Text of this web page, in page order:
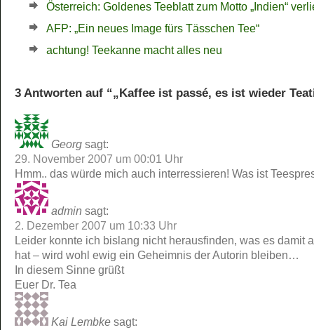
Österreich: Goldenes Teeblatt zum Motto „Indien“
AFP: „Ein neues Image fürs Tässchen Tee“
achtung! Teekanne macht alles neu
3 Antworten auf “„Kaffee ist passé, es ist wieder
Georg sagt:
29. November 2007 um 00:01 Uhr
Hmm.. das würde mich auch interressieren! Was ist
admin sagt:
2. Dezember 2007 um 10:33 Uhr
Leider konnte ich bislang nicht herausfinden, was es damit
hat – wird wohl ewig ein Geheimnis der Autorin bleiben…
In diesem Sinne grüßt
Euer Dr. Tea
Kai Lembke sagt: